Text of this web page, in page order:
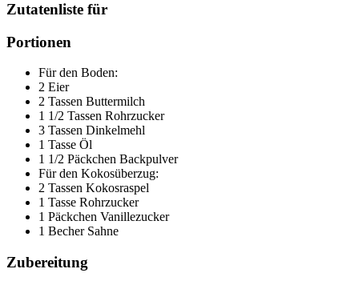
Zutatenliste für
Portionen
Für den Boden:
2 Eier
2 Tassen Buttermilch
1 1/2 Tassen Rohrzucker
3 Tassen Dinkelmehl
1 Tasse Öl
1 1/2 Päckchen Backpulver
Für den Kokosüberzug:
2 Tassen Kokosraspel
1 Tasse Rohrzucker
1 Päckchen Vanillezucker
1 Becher Sahne
Zubereitung